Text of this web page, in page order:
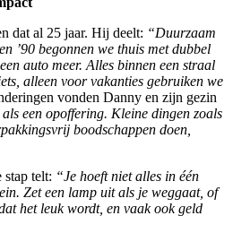
dat al 25 jaar. Hij deelt: “Duurzaam
’90 begonnen we thuis met dubbel
auto meer. Alles binnen een straal
alleen voor vakanties gebruiken we
vonden Danny en zijn gezin
een opoffering. Kleine dingen zoals
boodschappen doen,
telt: “Je hoeft niet alles in één
Zet een lamp uit als je weggaat, of
het leuk wordt, en vaak ook geld